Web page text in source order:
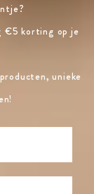
€5 korting op je
unieke